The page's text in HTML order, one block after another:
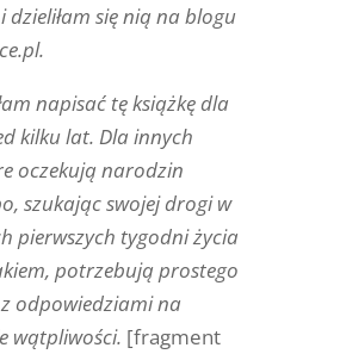
dzieliłam się nią na blogu
napisać tę książkę dla
kilku lat. Dla innych
oczekują narodzin
szukając swojej drogi w
pierwszych tygodni życia
potrzebują prostego
odpowiedziami na
wątpliwości. [fragment